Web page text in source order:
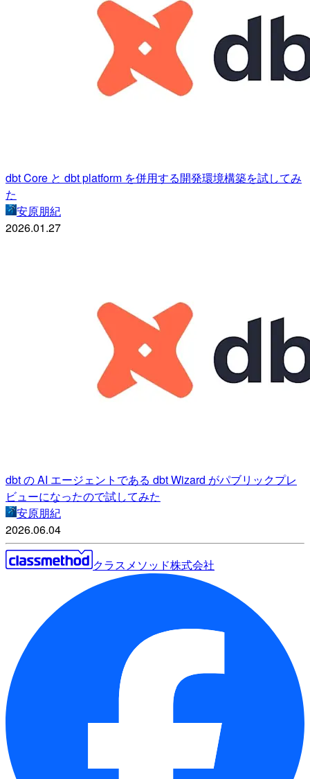
dbt Core と dbt platform を併用する開発環境構築を試してみ
た
安原朋紀
2026.01.27
dbt の AI エージェントである dbt Wizard がパブリックプレ
ビューになったので試してみた
安原朋紀
2026.06.04
クラスメソッド株式会社